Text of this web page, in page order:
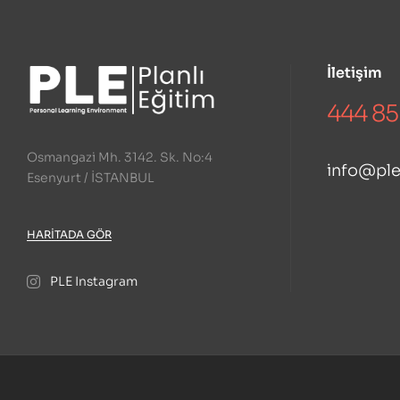
Osmangazi Mh. 3142. Sk. No:4
Esenyurt / İSTANBUL
HARITADA GÖR
PLE Instagram
İletişim
444